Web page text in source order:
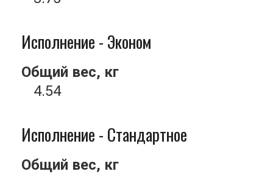
Исполнение - Эконом
Общий вес, кг
4.54
Исполнение - Стандартное
Общий вес, кг